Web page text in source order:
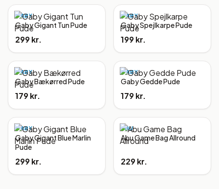
GABY
Gaby Gigant Tun Pude
299 kr.
GABY
Gaby Spejlkarpe Pude
199 kr.
GABY
Gaby Bækørred Pude
179 kr.
GABY
Gaby Gedde Pude
179 kr.
GABY
Gaby Gigant Blue Marlin
Pude
299 kr.
ABU
Abu Game Bag Allround
229 kr.